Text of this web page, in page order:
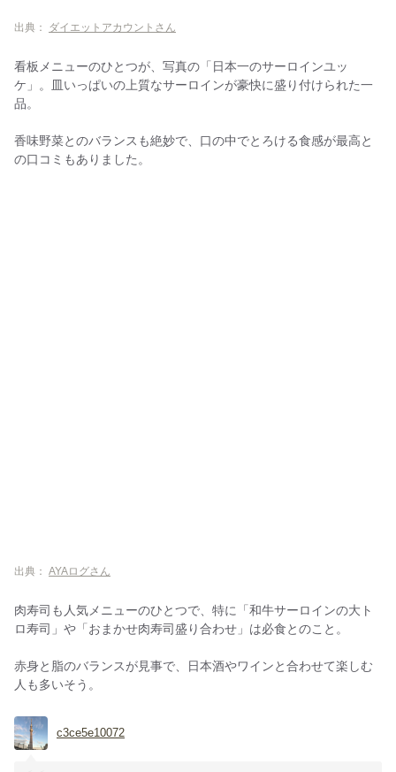
出典： ダイエットアカウントさん
看板メニューのひとつが、写真の「日本一のサーロインユッ
ケ」。皿いっぱいの上質なサーロインが豪快に盛り付けられた一
品。
香味野菜とのバランスも絶妙で、口の中でとろける食感が最高と
の口コミもありました。
出典： AYAログさん
肉寿司も人気メニューのひとつで、特に「和牛サーロインの大ト
ロ寿司」や「おまかせ肉寿司盛り合わせ」は必食とのこと。
赤身と脂のバランスが見事で、日本酒やワインと合わせて楽しむ
人も多いそう。
c3ce5e10072